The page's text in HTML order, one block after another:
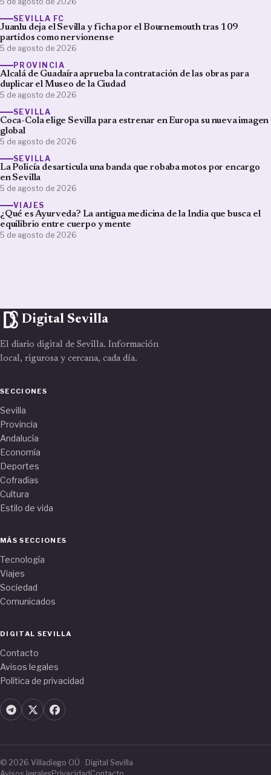
SEVILLA FC
Juanlu deja el Sevilla y ficha por el Bournemouth tras 109
partidos como nervionense
5 de agosto de 2026
PROVINCIA
Alcalá de Guadaíra aprueba la contratación de las obras para
duplicar el Museo de la Ciudad
5 de agosto de 2026
SEVILLA
Coca-Cola elige Sevilla para estrenar en Europa su nueva imagen
global
5 de agosto de 2026
SEVILLA
La Policía desarticula una banda que robaba motos por encargo
en Sevilla
5 de agosto de 2026
VIAJES
¿Qué es Ayurveda? La antigua medicina de la India que busca el
equilibrio entre cuerpo y mente
5 de agosto de 2026
Digital Sevilla
El diario digital de Sevilla. Información
local, rigurosa y cercana, cada día.
SECCIONES
Sevilla
Provincia
Andalucía
Economía
Deportes
Cofradías
Cultura
Estilo de vida
MÁS SECCIONES
Tecnología
Viajes
Sociedad
Comunicados
DIGITAL SEVILLA
Contacto
Avisos legales
Política de privacidad
© 2026 Villadiego OÜ · Digital Sevilla